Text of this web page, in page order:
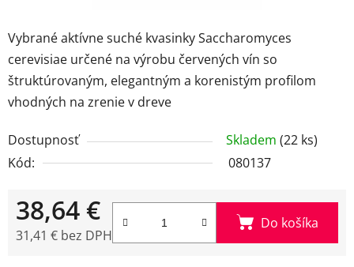
Vybrané aktívne suché kvasinky Saccharomyces
cerevisiae určené na výrobu červených vín so
štruktúrovaným, elegantným a korenistým profilom
vhodných na zrenie v dreve
Dostupnosť Skladem (22 ks)
Kód:
080137
38,64 €
31,41 € bez DPH
Do košíka